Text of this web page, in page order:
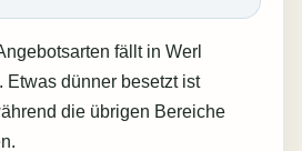
fällt in Werl
Etwas dünner besetzt ist
die übrigen Bereiche